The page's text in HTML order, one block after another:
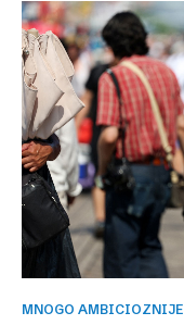
MNOGO AMBICIOZNIJE